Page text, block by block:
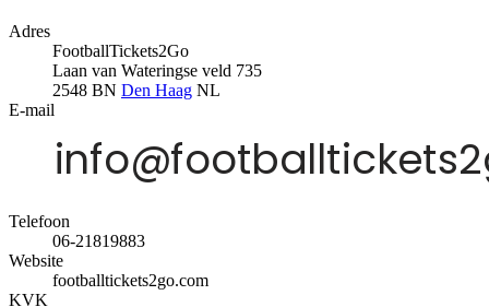
Adres
FootballTickets2Go
Laan van Wateringse veld 735
2548 BN Den Haag NL
E-mail
Telefoon
06-21819883
Website
footballtickets2go.com
KVK